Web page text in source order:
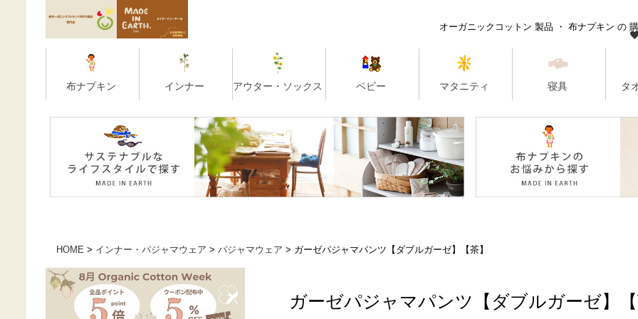
HOME インナー・パジャマウェア パジャマウェア ガーゼパジャマパンツ【ダブルガーゼ】【茶】
ガーゼパジャマパンツ【ダブルガーゼ】